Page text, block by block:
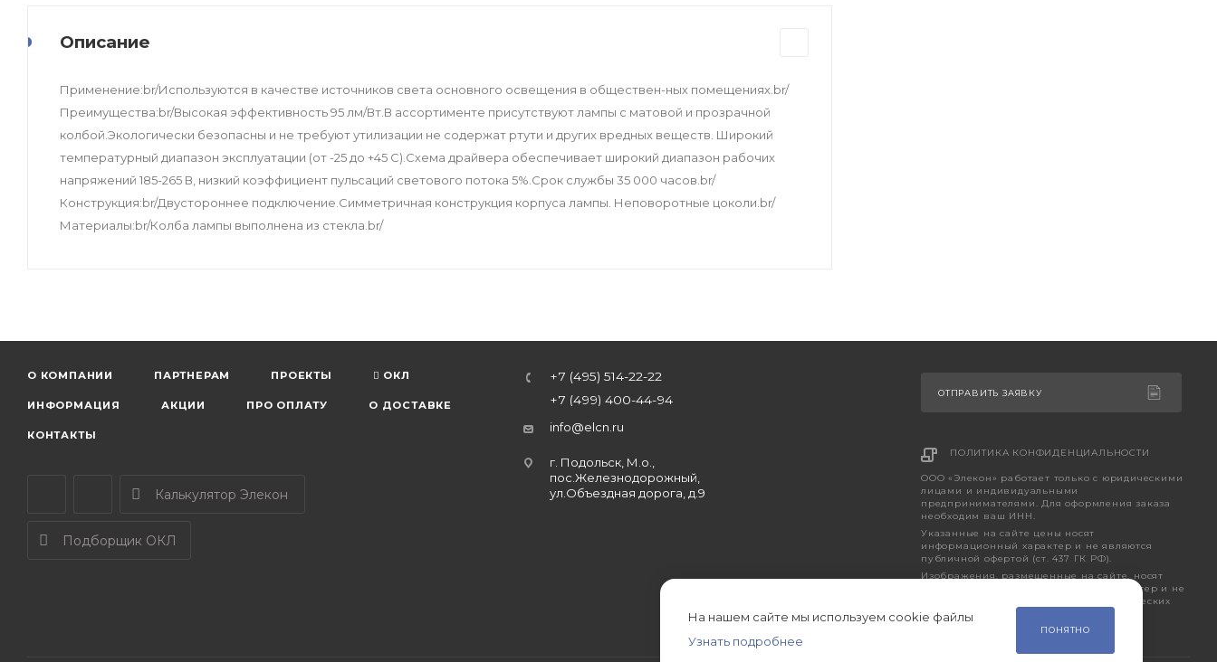
Описание
Применение:br/Используются в качестве источников света основного освещения в обществен-ных помещениях.br/
Преимущества:br/Высокая эффективность 95 лм/Вт.В ассортименте присутствуют лампы с матовой и прозрачной
колбой.Экологически безопасны и не требуют утилизации не содержат ртути и других вредных веществ. Широкий
температурный диапазон эксплуатации (от -25 до +45 С).Схема драйвера обеспечивает широкий диапазон рабочих
напряжений 185-265 В, низкий коэффициент пульсаций светового потока 5%.Срок службы 35 000 часов.br/
Конструкция:br/Двустороннее подключение.Симметричная конструкция корпуса лампы. Неповоротные цоколи.br/
Материалы:br/Колба лампы выполнена из стекла.br/
О КОМПАНИИ ПАРТНЕРАМ ПРОЕКТЫ ОКЛ
ИНФОРМАЦИЯ АКЦИИ ПРО ОПЛАТУ О ДОСТАВКЕ
КОНТАКТЫ
Калькулятор Элекон
Подборщик ОКЛ
+7 (495) 514-22-22
+7 (499) 400-44-94
info@elcn.ru
г. Подольск, М.о.,
пос.Железнодорожный,
ул.Объездная дорога, д.9
ОТПРАВИТЬ ЗАЯВКУ
ПОЛИТИКА КОНФИДЕНЦИАЛЬНОСТИ
ООО «Элекон» работает только с юридическими
лицами и индивидуальными
предпринимателями. Для оформления заказа
необходим ваш ИНН.
Указанные на сайте цены носят
информационный характер и не являются
публичной офертой (ст. 437 ГК РФ).
Изображения, размещенные на сайте, носят
исключительно ознакомительный характер и не
являются точным отображением фактических
характеристик товара.
На нашем сайте мы используем cookie файлы
Узнать подробнее
ПОНЯТНО